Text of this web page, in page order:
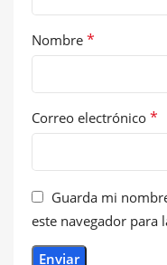
Nombre *
Correo electrónico *
Guarda mi
este navegador para